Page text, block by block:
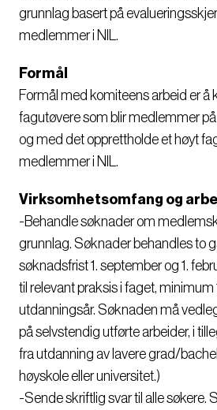
grunnlag basert på
medlemmer i NIL.
Formål
Formål med komiteens arbeid er å
fagutøvere som blir medlemmer
og med det opprettholde et høyt
medlemmer i NIL.
Virksomhetsomfang og
-Behandle søknader om
grunnlag. Søknader behandles to
søknadsfrist 1. september og 1.
til relevant praksis i faget, minimum
utdanningsår. Søknaden må
på selvstendig utførte arbeider, i
fra utdanning av lavere grad/
høyskole eller universitet.)
-Sende skriftlig svar til alle søkere.